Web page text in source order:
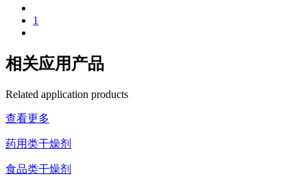
1
相关应用产品
Related application products
查看更多
药用类干燥剂
食品类干燥剂